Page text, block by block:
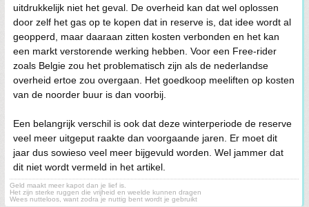
uitdrukkelijk niet het geval. De overheid kan dat wel oplossen
door zelf het gas op te kopen dat in reserve is, dat idee wordt al
geopperd, maar daaraan zitten kosten verbonden en het kan
een markt verstorende werking hebben. Voor een Free-rider
zoals Belgie zou het problematisch zijn als de nederlandse
overheid ertoe zou overgaan. Het goedkoop meeliften op kosten
van de noorder buur is dan voorbij.
Een belangrijk verschil is ook dat deze winterperiode de reserve
veel meer uitgeput raakte dan voorgaande jaren. Er moet dit
jaar dus sowieso veel meer bijgevuld worden. Wel jammer dat
dit niet wordt vermeld in het artikel.
Geld maakt meer kapot dan je lief is.
Het zijn sterke ruggen die vrijheid en weelde kunnen dragen
Wees nutteloos, want zodra je nuttig bent wordt je gebruikt